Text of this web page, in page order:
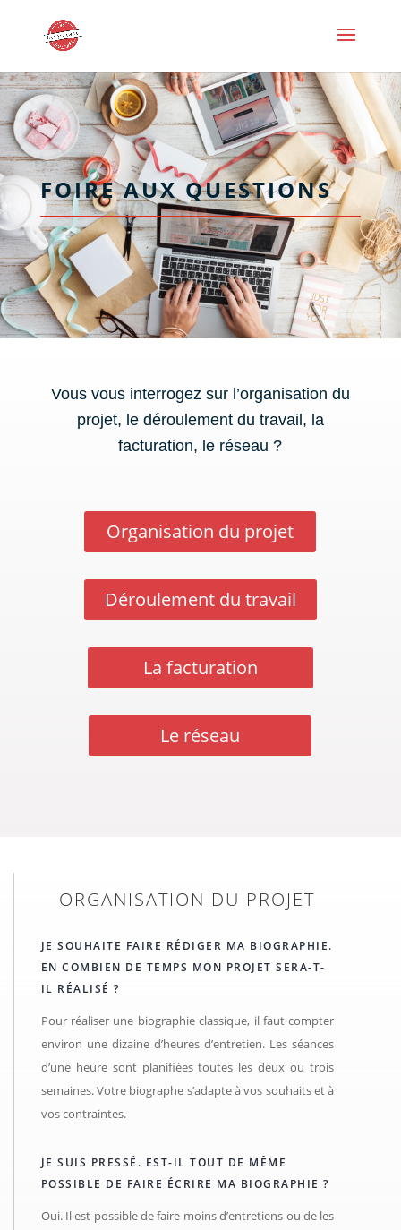
FOIRE AUX QUESTIONS
Vous vous interrogez sur l’organisation du
projet, le déroulement du travail, la
facturation, le réseau ?
Organisation du projet
Déroulement du travail
La facturation
Le réseau
ORGANISATION DU PROJET
JE SOUHAITE FAIRE RÉDIGER MA BIOGRAPHIE.
EN COMBIEN DE TEMPS MON PROJET SERA-T-
IL RÉALISÉ ?
Pour réaliser une biographie classique, il faut compter
environ une dizaine d’heures d’entretien. Les séances
d’une heure sont planifiées toutes les deux ou trois
semaines. Votre biographe s’adapte à vos souhaits et à
vos contraintes.
JE SUIS PRESSÉ. EST-IL TOUT DE MÊME
POSSIBLE DE FAIRE ÉCRIRE MA BIOGRAPHIE ?
Oui. Il est possible de faire moins d’entretiens ou de les